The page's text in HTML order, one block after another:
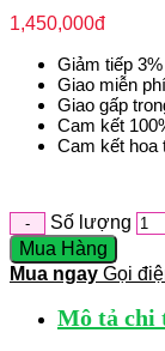
1,450,000đ
Giảm tiếp
Giao miễn
Giao gấp
Cam kết
Cam kết hoa
Số lượng
Mua Hàng
Mua ngay Gọi
Mô tả chi